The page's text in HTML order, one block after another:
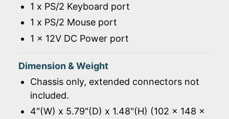
1 x PS/2 Keyboard port
1 x PS/2 Mouse port
1 x 12V DC Power port
Dimension & Weight
Chassis only, extended connectors not
included.
4"(W) x 5.79"(D) x 1.48"(H) (102 x 148 x